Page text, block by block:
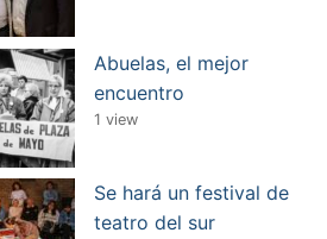
Abuelas, el mejor
encuentro
1 view
Se hará un festival de
teatro del sur